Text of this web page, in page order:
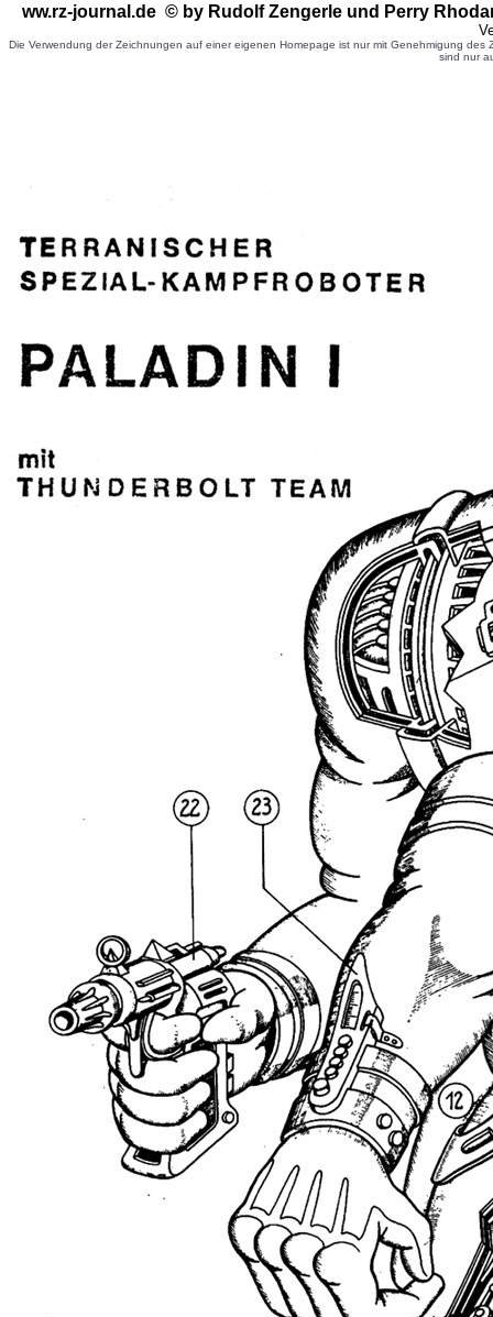
ww.rz-journal.de © by Rudolf Zengerle und Perry
Die Verwendung der Zeichnungen auf einer eigenen Homepage ist nur mit Genehmigung
sind nur